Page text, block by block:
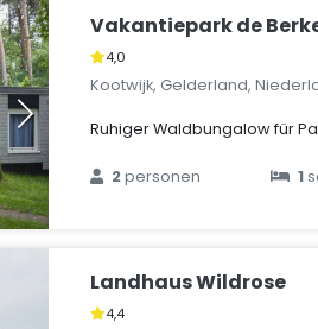
Vakantiepark de
4,0
Kootwijk, Gelderland,
Ruhiger Waldbungalow für
2personen 1
Landhaus Wildrose
4,4